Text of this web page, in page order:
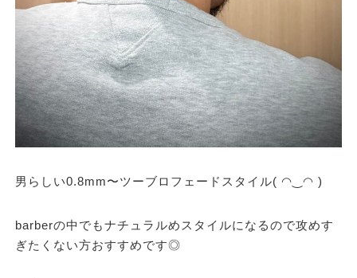
男らしい0.8mm〜ツーブロフェードスタイル( ◠‿◠ )
barberの中でもナチュラルめスタイルになるので攻めす
ぎたくない方おすすめです◎